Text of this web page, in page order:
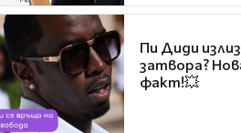
Пи Диди
затвора?
факт!💥